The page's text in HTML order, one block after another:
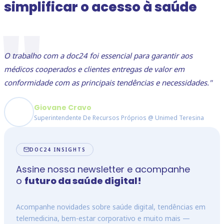
simplificar o acesso à saúde
O trabalho com a doc24 foi essencial para garantir aos
médicos cooperados e clientes entregas de valor em
conformidade com as principais tendências e necessidades."
Giovane Cravo
Superintendente De Recursos Próprios @ Unimed Teresina
DOC24 INSIGHTS
Assine nossa newsletter e acompanhe
o futuro da saúde digital!
Acompanhe novidades sobre saúde digital, tendências em
telemedicina, bem-estar corporativo e muito mais —